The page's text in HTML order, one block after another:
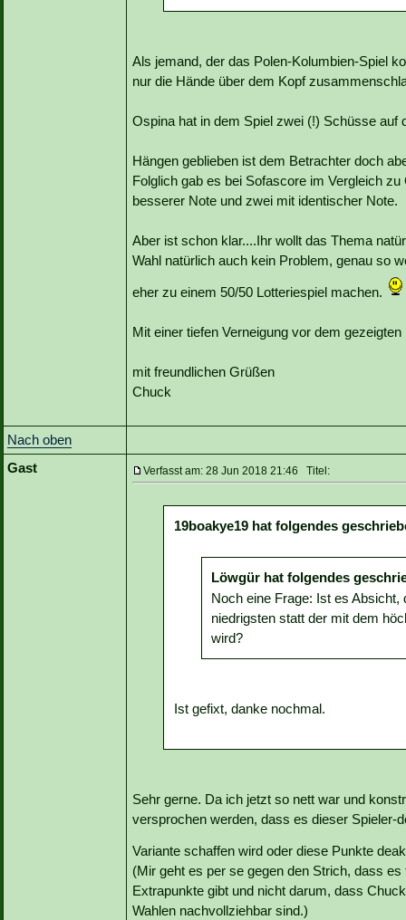
Als jemand, der das Polen-Kolumbien-Spiel
nur die Hände über dem Kopf
Ospina hat in dem Spiel zwei (!) Schüsse auf
Hängen geblieben ist dem Betrachter doch
Folglich gab es bei Sofascore im Vergleich
besserer Note und zwei mit identischer Note.
Aber ist schon klar....Ihr wollt das Thema
Wahl natürlich auch kein Problem, genau so
eher zu einem 50/50 Lotteriespiel machen.
Mit einer tiefen Verneigung vor dem
mit freundlichen Grüßen
Chuck
Nach oben
Gast
Verfasst am: 28 Jun 2018 21:46 Titel:
19boakye19 hat folgendes
Löwgür hat folgendes
Noch eine Frage: Ist es
niedrigsten statt der mit dem
wird?
Ist gefixt, danke nochmal.
Sehr gerne. Da ich jetzt so nett war und
versprochen werden, dass es dieser Spieler-
Variante schaffen wird oder diese Punkte
(Mir geht es per se gegen den Strich, dass
Extrapunkte gibt und nicht darum, dass
Wahlen nachvollziehbar sind.)